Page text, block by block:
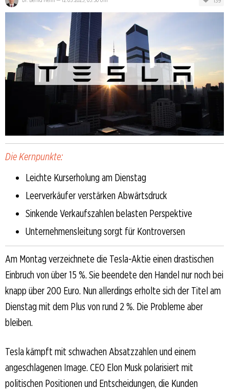
Die Kernpunkte:
Leichte Kurserholung am Dienstag
Leerverkäufer verstärken Abwärtsdruck
Sinkende Verkaufszahlen belasten Perspektive
Unternehmensleitung sorgt für Kontroversen
Am Montag verzeichnete die Tesla-Aktie einen drastischen
Einbruch von über 15 %. Sie beendete den Handel nur noch bei
knapp über 200 Euro. Nun allerdings erholte sich der Titel am
Dienstag mit dem Plus von rund 2 %. Die Probleme aber
bleiben.
Tesla kämpft mit schwachen Absatzzahlen und einem
angeschlagenen Image. CEO Elon Musk polarisiert mit
politischen Positionen und Entscheidungen, die Kunden